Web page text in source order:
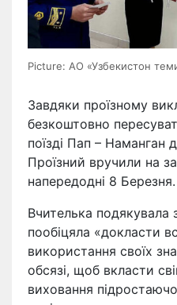
Picture: АО «Узбекистон
Завдяки проїзному
безкоштовно
поїзді Пап – Наманган
Проїзний вручили на
напередодні 8 Березня.
Вчителька подякувала
пообіцяла «докласти
використання своїх
обсязі, щоб вкласти
виховання